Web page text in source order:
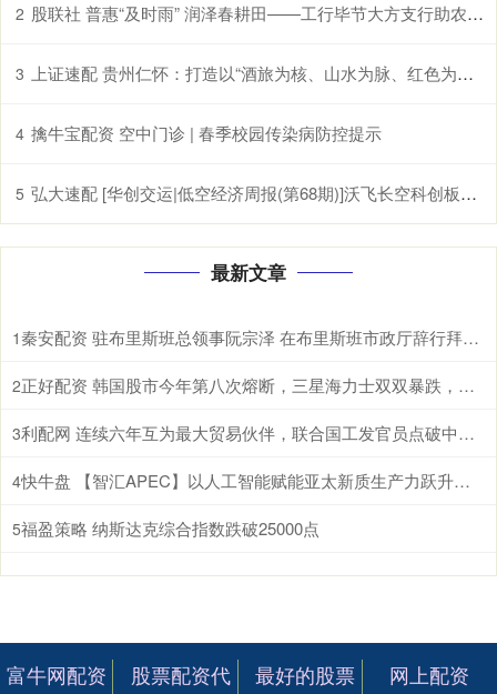
2 股联社 普惠“及时雨” 润泽春耕田——工行毕节大方支行助农企解困获赠锦旗
3 上证速配 贵州仁怀：打造以“酒旅为核、山水为脉、红色为魂”的国际山地度假目的地
4 擒牛宝配资 空中门诊 | 春季校园传染病防控提示
5 弘大速配 [华创交运|低空经济周报(第68期)]沃飞长空科创板上市辅导已备案, 头部eVTOL企业正加速获市场认可
最新文章
1 秦安配资 驻布里斯班总领事阮宗泽 在布里斯班市政厅辞行拜会市长施林纳。施林纳市
2 正好配资 韩国股市今年第八次熔断，三星海力士双双暴跌，AI泡沫开始破了？ 根据
3 利配网 连续六年互为最大贸易伙伴，联合国工发官员点破中国东盟合作密码 据新华
4 快牛盘 【智汇APEC】以人工智能赋能亚太新质生产力跃升和包容性增长
5福盈策略 纳斯达克综合指数跌破25000点
富牛网配资
股票配资代
最好的股票
网上配资